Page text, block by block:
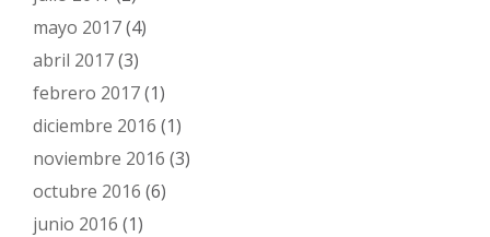
mayo 2017(4)
abril 2017(3)
febrero 2017(1)
diciembre 2016 (1)
noviembre 2016 (3)
octubre 2016 (6)
junio 2016 (1)